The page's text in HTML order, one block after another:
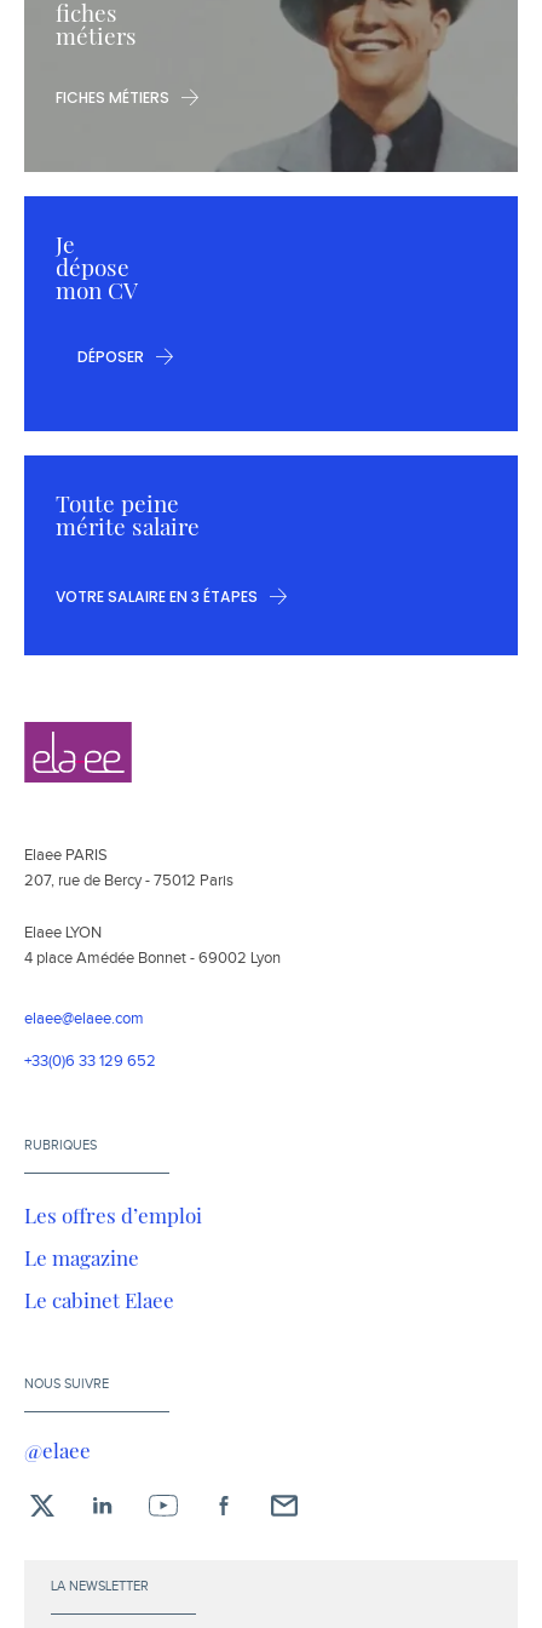
fiches
métiers
FICHES MÉTIERS
Je
dépose
mon CV
DÉPOSER
Toute peine
mérite salaire
VOTRE SALAIRE EN 3 ÉTAPES
Navigation
secondaire
Elaee
Elaee PARIS
207, rue de Bercy - 75012 Paris
Elaee LYON
4 place Amédée Bonnet - 69002 Lyon
elaee@elaee.com
+33(0)6 33 129 652
RUBRIQUES
Les offres d’emploi
Le magazine
Le cabinet Elaee
NOUS SUIVRE
@elaee
LA NEWSLETTER